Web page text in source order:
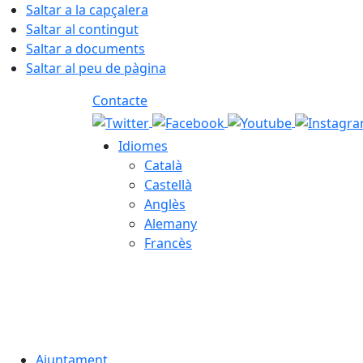
Saltar a la capçalera
Saltar al contingut
Saltar a documents
Saltar al peu de pàgina
Contacte
Idiomes
Català
Castellà
Anglès
Alemany
Francès